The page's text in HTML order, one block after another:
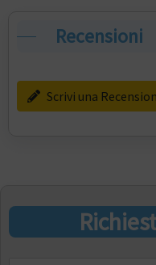
Recensioni
Scrivi una